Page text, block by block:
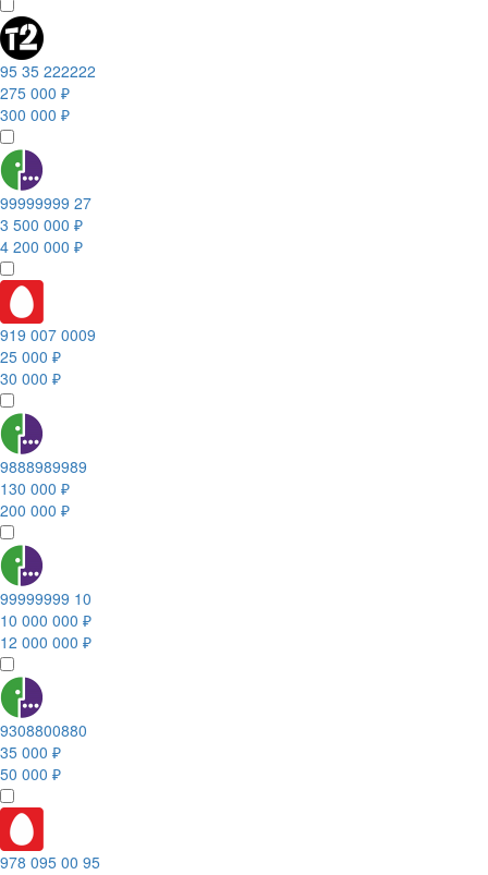
95 35 222222
275 000 ₽
300 000 ₽
99999999 27
3 500 000 ₽
4 200 000 ₽
919 007 0009
25 000 ₽
30 000 ₽
9888989989
130 000 ₽
200 000 ₽
99999999 10
10 000 000 ₽
12 000 000 ₽
9308800880
35 000 ₽
50 000 ₽
978 095 00 95